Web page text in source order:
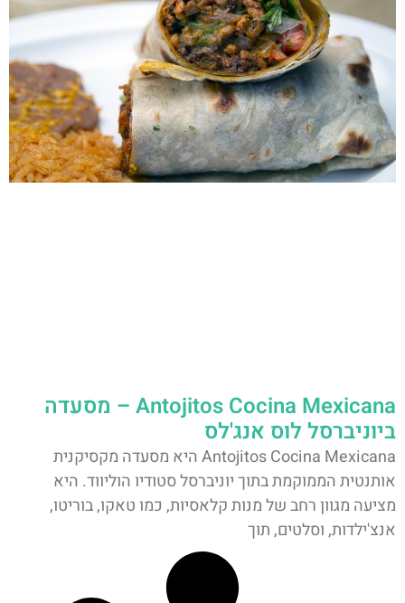
Antojitos Cocina Mexicana – מסעדה
ביוניברסל לוס אנג'לס
Antojitos Cocina Mexicana היא מסעדה מקסיקנית
אותנטית הממוקמת בתוך יוניברסל סטודיו הוליווד. היא
מציעה מגוון רחב של מנות קלאסיות, כמו טאקו, בוריטו,
אנצ'ילדות, וסלטים, תוך